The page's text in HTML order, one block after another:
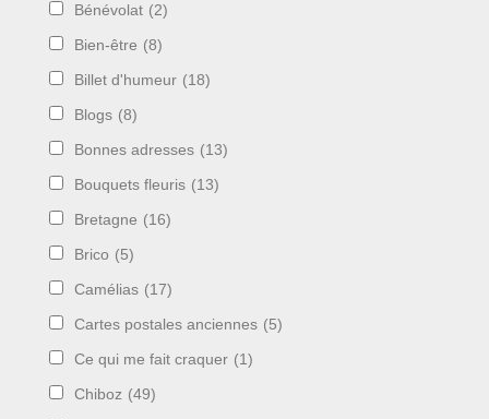
Bénévolat (2)
Bien-être (8)
Billet d'humeur (18)
Blogs (8)
Bonnes adresses (13)
Bouquets fleuris (13)
Bretagne (16)
Brico (5)
Camélias (17)
Cartes postales anciennes (5)
Ce qui me fait craquer (1)
Chiboz (49)